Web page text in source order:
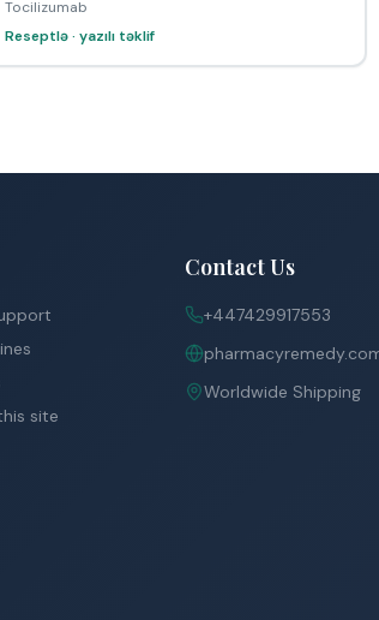
Tocilizumab
Reseptlə · yazılı təklif
site
Contact Us
+447429917553
Worldwide Shipping